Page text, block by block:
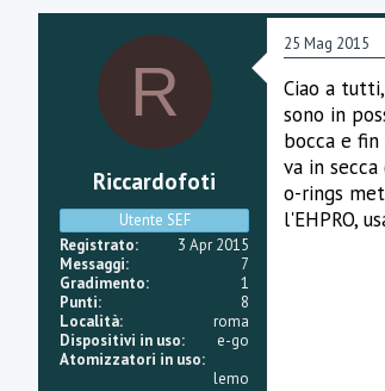
o
n
e
i
i
i
z
i
R
Riccardofoti
Utente SEF
Registrato
3 Apr 2015
Messaggi
7
Gradimento
1
Punti
8
Località
roma
Dispositivi in uso
e-go
Atomizzatori in uso
lemo
25 Mag 2015
Ciao a tutti,
sono in
bocca e
va in
o-rings
l'EHPRO,